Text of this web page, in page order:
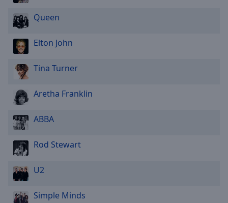
Queen
Elton John
Tina Turner
Aretha Franklin
ABBA
Rod Stewart
U2
Simple Minds